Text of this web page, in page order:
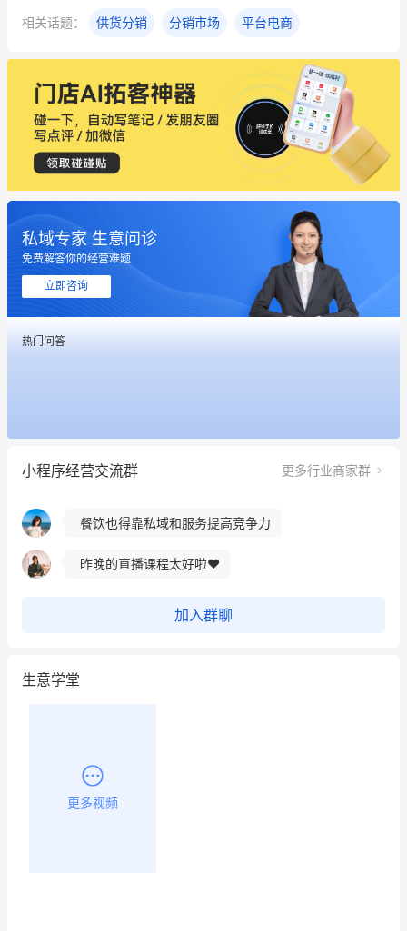
相关话题： 供货分销 分销市场 平台电商
私域专家 生意问诊
免费解答你的经营难题
立即咨询
热门问答
小程序经营交流群 更多行业商家群
这个营销策划案例推荐大家看一下
用有赞就能在微信、小红书同时经营了
餐饮也得靠私域和服务提高竞争力
这个营销策划案例推荐大家看一下
用有赞就能在微信、小红书同时经营了
餐饮也得靠私域和服务提高竞争力
昨晚的直播课程太好啦❤️
加入群聊
生意学堂
更多视频